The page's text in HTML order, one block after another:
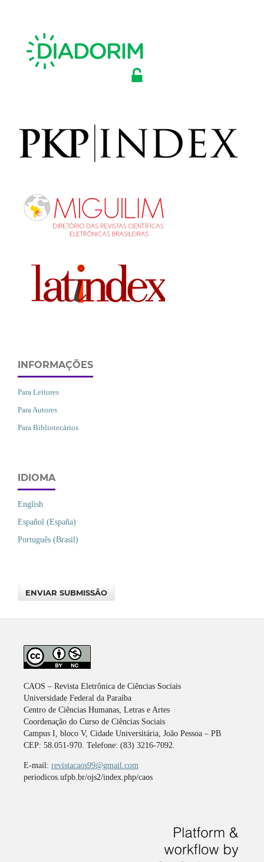
INFORMAÇÕES
Para Leitores
Para Autores
Para Bibliotecários
IDIOMA
English
Español (España)
Português (Brasil)
ENVIAR SUBMISSÃO
CAOS – Revista Eletrônica de Ciências Sociais
Universidade Federal da Paraíba
Centro de Ciências Humanas, Letras e Artes
Coordenação do Curso de Ciências Sociais
Campus I, bloco V, Cidade Universitária, João Pessoa – PB
CEP: 58.051-970. Telefone: (83) 3216-7092.
E-mail: revistacaos99@gmail.com
periodicos.ufpb.br/ojs2/index.php/caos